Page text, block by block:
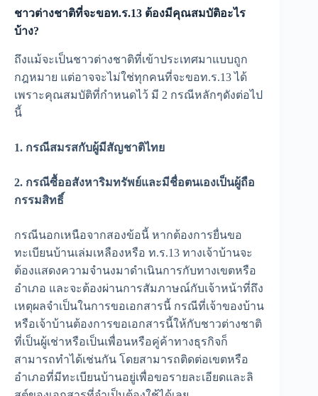
ชาวต่างชาติที่จะขอท.ร.13 ต้องมีคุณสมบัติอะไร
บ้าง?
ถึงแม้จะเป็นชาวต่างชาติที่เข้าประเทศมาแบบถูก
กฎหมาย แต่อาจจะไม่ใช่ทุกคนที่จะขอท.ร.13 ได้
เพราะคุณสมบัติที่กำหนดไว้ มี 2 กรณีหลักๆดังต่อไป
นี้
1. กรณีสมรสกับผู้มีสัญชาติไทย
2. กรณีซื้ออสังหาริมทรัพย์และมีชื่อตนเองเป็นผู้ถือ
กรรมสิทธิ์
กรณีนอกเหนือจากสองข้อนี้ หากต้องการยื่นขอ
ทะเบียนบ้านเล่มเหลืองหรือ ท.ร.13 ทางเจ้าบ้านจะ
ต้องแสดงความจำนงมาดำเนินการกับทางเขตหรือ
อำเภอ และจะต้องผ่านการสัมภาษณ์กับเจ้าหน้าที่ถึง
เหตุผลจำเป็นในการขอเอกสารนี้ กรณีที่เจ้าของบ้าน
หรือเจ้าบ้านต้องการขอเอกสารนี้ให้กับชาวต่างชาติ
ที่เป็นผู้เช่าหรือเป็นเพื่อนหรือคู่ค้าทางธุรกิจก็
สามารถทำได้เช่นกัน โดยสามารถติดต่อเขตหรือ
อำเภอที่มีทะเบียนบ้านอยู่เพื่อขอรายละเอียดและลิ